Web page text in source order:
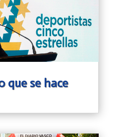
que se hace